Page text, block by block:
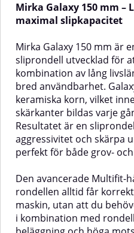
vävstrukturen gör att slipdamm
och partiklar transporteras bort
direkt via dammutsug. Resultatet
blir en jämnare yta, längre
livslängd på rondellen och
minimal risk för igensättning. Det
gör Autonet till ett självklart val
för både grova och fina
sliparbeten, särskilt inom
bileftermarknaden men också på
andra material som plast,
komposit och gelcoat.✅ Fördelar
med Mirka Autonet 150
mmDammfri slipning i
kombination med dammutsug –
initial aggressivitet för snabb
avverkningLång livslängd och
hållbara kanterGod vidhäftning
mot underlagsplattanMotverkar
pillerbildning och igensättningGer
Mirka Galaxy 150 mm –
maximal slipkapacitet
Mirka Galaxy 150 mm är
sliprondell utvecklad för
kombination av lång
bred användbarhet.
keramiska korn, vilket
skärkanter bildas varje
Resultatet är en
aggressivitet och skärpa
perfekt för både grov-
Den avancerade Multifit-
rondellen alltid får
maskin, utan att du
i kombination med